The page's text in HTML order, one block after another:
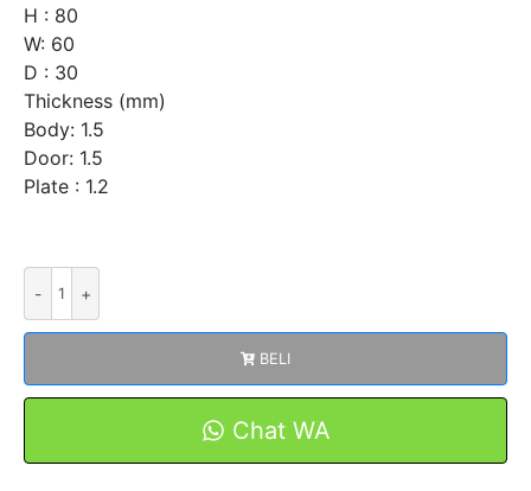
H : 80
W: 60
D : 30
Thickness (mm)
Body: 1.5
Door: 1.5
Plate : 1.2
Panel
Outdoor
BELI
Chat WA